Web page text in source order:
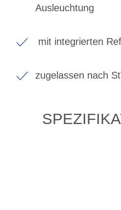
Ausleuchtung
mit integrierten
zugelassen nach